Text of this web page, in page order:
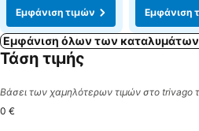
Εμφάνιση τιμών
Εμφάνιση
Εμφάνιση όλων των καταλυμάτων
Τάση τιμής
Βάσει των χαμηλότερων τιμών στο trivago
0 €